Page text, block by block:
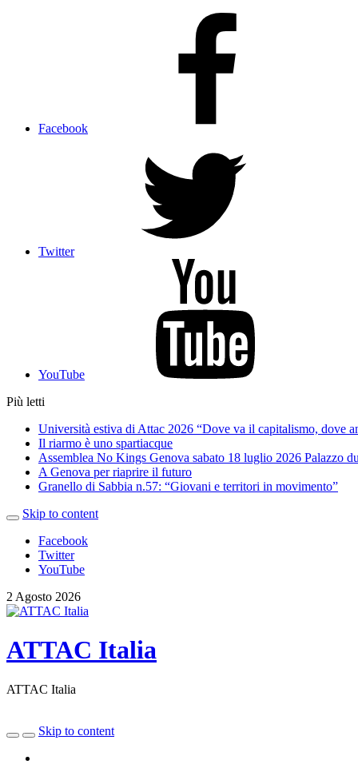
Facebook
Twitter
YouTube
Più letti
Università estiva di Attac 2026 “Dove va il capitalismo, dove
Il riarmo è uno spartiacque
Assemblea No Kings Genova sabato 18 luglio 2026 Palazzo
A Genova per riaprire il futuro
Granello di Sabbia n.57: “Giovani e territori in movimento”
Skip to content
Facebook
Twitter
YouTube
2 Agosto 2026
ATTAC Italia
ATTAC Italia
Skip to content